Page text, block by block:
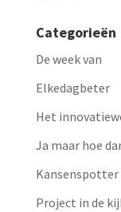
Categorieën
De week van
Elkedagbeter
Het
Ja maar hoe
Kansenspotter
Project in de